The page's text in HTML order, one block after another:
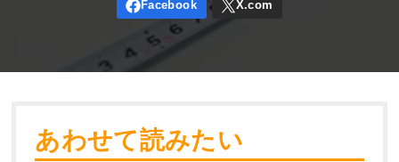
あわせて読みたい